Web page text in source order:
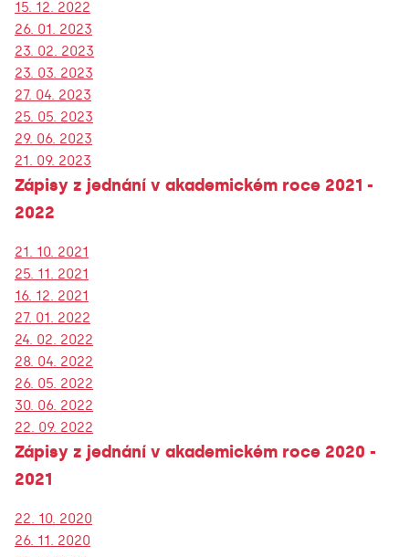
15. 12. 2022
26. 01. 2023
23. 02. 2023
23. 03. 2023
27. 04. 2023
25. 05. 2023
29. 06. 2023
21. 09. 2023
Zápisy z jednání v akademickém roce 2021 -
2022
21. 10. 2021
25. 11. 2021
16. 12. 2021
27. 01. 2022
24. 02. 2022
28. 04. 2022
26. 05. 2022
30. 06. 2022
22. 09. 2022
Zápisy z jednání v akademickém roce 2020 -
2021
22. 10. 2020
26. 11. 2020